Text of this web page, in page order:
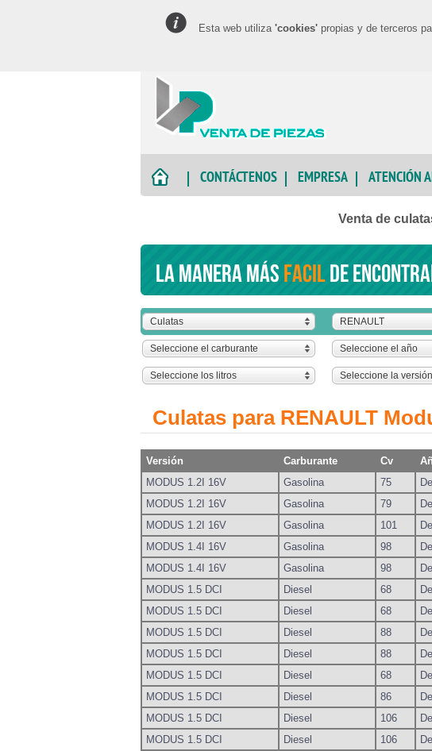
Esta web utiliza 'cookies' propias y de terceros
CONTÁCTENOS EMPRESA ATENCIÓN
Venta de
La manera másfacilde
Culatas RENAULT
Seleccione el carburante Seleccione el año
Seleccione los litros Seleccione la versión
Culatas para RENAULT
Versión Carburante Cv
MODUS 1.2I 16V
Gasolina 75
MODUS 1.2I 16V
Gasolina 79
MODUS 1.2I 16V
Gasolina 101
MODUS 1.4I 16V
Gasolina 98
MODUS 1.4I 16V
Gasolina 98
MODUS 1.5 DCI
Diesel 68
MODUS 1.5 DCI
Diesel 68
MODUS 1.5 DCI
Diesel 88
MODUS 1.5 DCI
Diesel 88
MODUS 1.5 DCI
Diesel 68
MODUS 1.5 DCI
Diesel 86
MODUS 1.5 DCI
Diesel 106
MODUS 1.5 DCI
Diesel 106